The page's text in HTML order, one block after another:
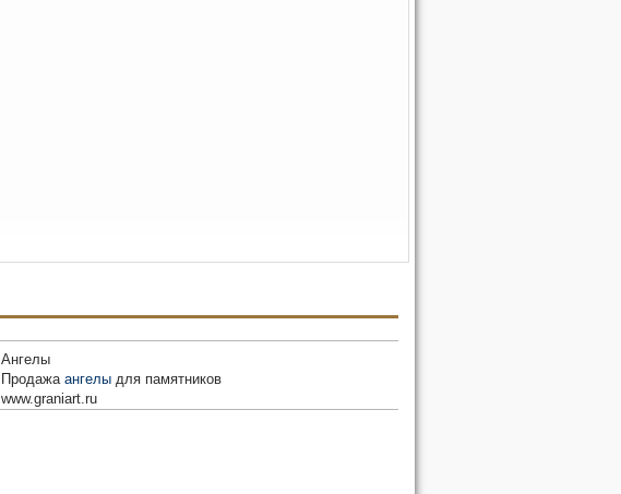
Ангелы
Продажа ангелы для памятников
www.graniart.ru